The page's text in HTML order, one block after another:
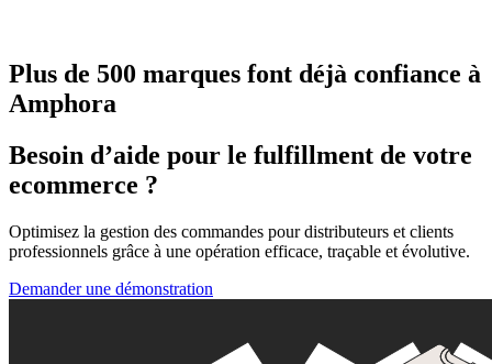
Plus de 500 marques font déjà confiance à
Amphora
Besoin d’aide pour le fulfillment de votre
ecommerce ?
Optimisez la gestion des commandes pour distributeurs et clients
professionnels grâce à une opération efficace, traçable et évolutive.
Demander une démonstration